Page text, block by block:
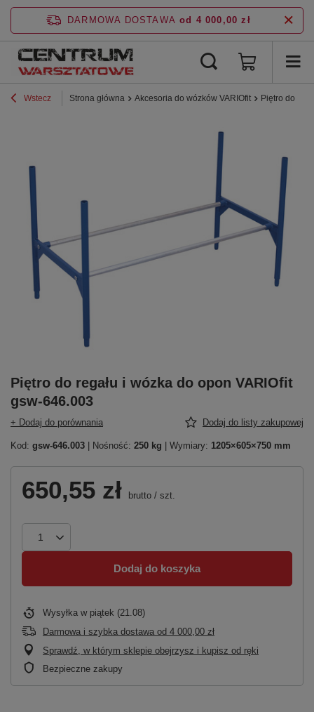
DARMOWA DOSTAWA od 4 000,00 zł
Wstecz Strona główna Akcesoria do wózków VARIOfit Piętro do
Piętro do regału i wózka do opon VARIOfit
gsw-646.003
+ Dodaj do porównania Dodaj do listy zakupowej
Kod: gsw-646.003 | Nośność: 250 kg | Wymiary: 1205×605×750 mm
650,55 zł brutto / szt.
Dodaj do koszyka
Wysyłka w piątek (21.08)
Darmowa i szybka dostawa od 4 000,00 zł
Sprawdź, w którym sklepie obejrzysz i kupisz od ręki
Bezpieczne zakupy